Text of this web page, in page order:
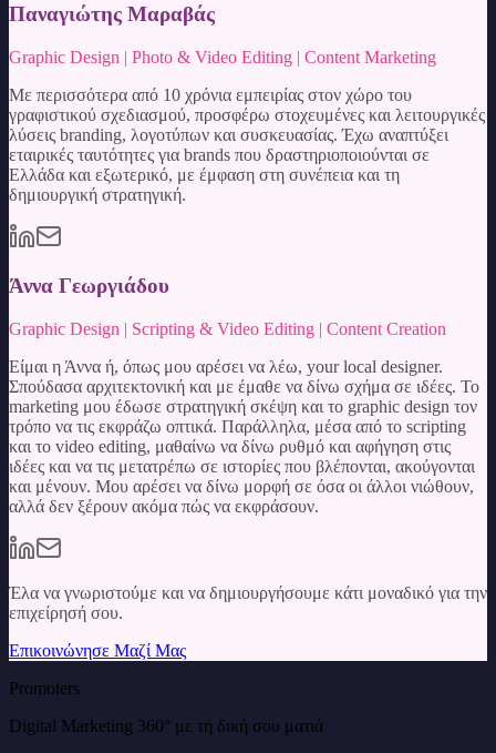
Παναγιώτης Μαραβάς
Graphic Design | Photo & Video Editing | Content Marketing
Με περισσότερα από 10 χρόνια εμπειρίας στον χώρο του
γραφιστικού σχεδιασμού, προσφέρω στοχευμένες και λειτουργικές
λύσεις branding, λογοτύπων και συσκευασίας. Έχω αναπτύξει
εταιρικές ταυτότητες για brands που δραστηριοποιούνται σε
Ελλάδα και εξωτερικό, με έμφαση στη συνέπεια και τη
δημιουργική στρατηγική.
Άννα Γεωργιάδου
Graphic Design | Scripting & Video Editing | Content Creation
Είμαι η Άννα ή, όπως μου αρέσει να λέω, your local designer.
Σπούδασα αρχιτεκτονική και με έμαθε να δίνω σχήμα σε ιδέες. Το
marketing μου έδωσε στρατηγική σκέψη και το graphic design τον
τρόπο να τις εκφράζω οπτικά. Παράλληλα, μέσα από το scripting
και το video editing, μαθαίνω να δίνω ρυθμό και αφήγηση στις
ιδέες και να τις μετατρέπω σε ιστορίες που βλέπονται, ακούγονται
και μένουν. Μου αρέσει να δίνω μορφή σε όσα οι άλλοι νιώθουν,
αλλά δεν ξέρουν ακόμα πώς να εκφράσουν.
Έλα να γνωριστούμε και να δημιουργήσουμε κάτι μοναδικό για την
επιχείρησή σου.
Επικοινώνησε Μαζί Μας
Promoters
Digital Marketing 360° με τη δική σου ματιά